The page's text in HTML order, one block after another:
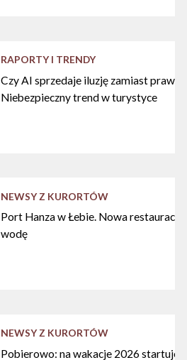
RAPORTY I TRENDY
Czy AI sprzedaje iluzję zamiast
Niebezpieczny trend w turystyce
NEWSY Z KURORTÓW
Port Hanza w Łebie. Nowa restauracja
wodę
NEWSY Z KURORTÓW
Pobierowo: na wakacje 2026 startuje